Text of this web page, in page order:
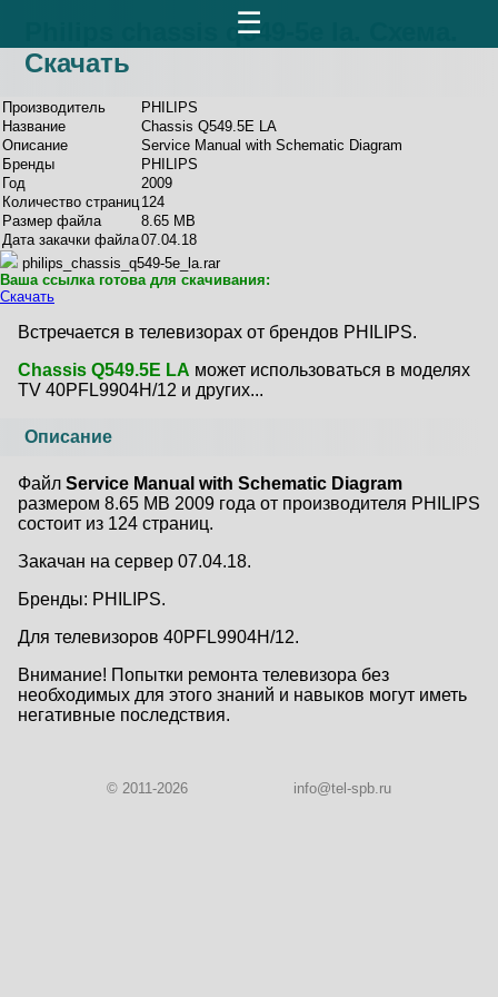
☰
Philips chassis q549-5e la. Схема.
Скачать
Производитель
PHILIPS
Название
Chassis Q549.5E LA
Описание
Service Manual with Schematic Diagram
Бренды
PHILIPS
Год
2009
Количество страниц 124
Размер файла
8.65 MB
Дата закачки файла07.04.18
philips_chassis_q549-5e_la.rar
Ваша ссылка готова для скачивания:
Скачать
Встречается в телевизорах от брендов PHILIPS.
Chassis Q549.5E LA может использоваться в моделях
TV 40PFL9904H/12 и других...
Описание
Файл Service Manual with Schematic Diagram
размером 8.65 MB 2009 года от производителя PHILIPS
состоит из 124 страниц.
Закачан на сервер 07.04.18.
Бренды: PHILIPS.
Для телевизоров 40PFL9904H/12.
Внимание! Попытки ремонта телевизора без
необходимых для этого знаний и навыков могут иметь
негативные последствия.
© 2011-2026 info@tel-spb.ru